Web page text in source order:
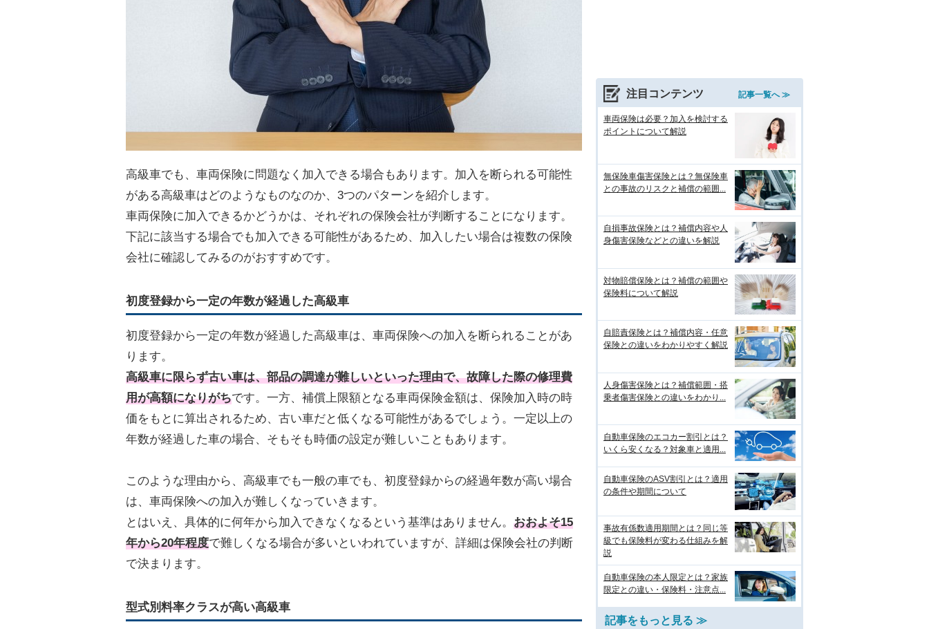
高級車でも、車両保険に問題なく加入できる場合もあります。加入を断られる可能性
がある高級車はどのようなものなのか、3つのパターンを紹介します。
車両保険に加入できるかどうかは、それぞれの保険会社が判断することになります。
下記に該当する場合でも加入できる可能性があるため、加入したい場合は複数の保険
会社に確認してみるのがおすすめです。
初度登録から一定の年数が経過した高級車
初度登録から一定の年数が経過した高級車は、車両保険への加入を断られることがあ
ります。
高級車に限らず古い車は、部品の調達が難しいといった理由で、故障した際の修理費
用が高額になりがちです。一方、補償上限額となる車両保険金額は、保険加入時の時
価をもとに算出されるため、古い車だと低くなる可能性があるでしょう。一定以上の
年数が経過した車の場合、そもそも時価の設定が難しいこともあります。
このような理由から、高級車でも一般の車でも、初度登録からの経過年数が高い場合
は、車両保険への加入が難しくなっていきます。
とはいえ、具体的に何年から加入できなくなるという基準はありません。 おおよそ15
年から20年程度で難しくなる場合が多いといわれていますが、詳細は保険会社の判断
で決まります。
型式別料率クラスが高い高級車
注目コンテンツ 記事一覧へ ≫
車両保険は必要？加入を検討する
ポイントについて解説
無保険車傷害保険とは？無保険車
との事故のリスクと補償の範囲...
自損事故保険とは？補償内容や人
身傷害保険などとの違いを解説
対物賠償保険とは？補償の範囲や
保険料について解説
自賠責保険とは？補償内容・任意
保険との違いをわかりやすく解説
人身傷害保険とは？補償範囲・搭
乗者傷害保険との違いをわかり...
自動車保険のエコカー割引とは？
いくら安くなる？対象車と適用...
自動車保険のASV割引とは？適用
の条件や期間について
事故有係数適用期間とは？同じ等
級でも保険料が変わる仕組みを解
説
自動車保険の本人限定とは？家族
限定との違い・保険料・注意点...
記事をもっと見る ≫